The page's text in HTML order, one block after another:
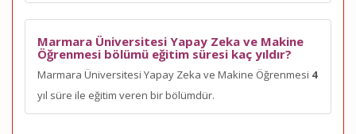
Marmara Üniversitesi Yapay Zeka ve Makine
Öğrenmesi bölümü eğitim süresi kaç yıldır?
Marmara Üniversitesi Yapay Zeka ve Makine Öğrenmesi 4
yıl süre ile eğitim veren bir bölümdür.